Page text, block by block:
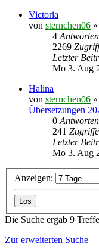
Victoria
von sternchen06 »
4 Antworten
2269
Letzter
Mo 3. Aug
Halina
von sternchen06 »
Übersetzungen
0 Antworten
241 Zugriffe
Letzter
Mo 3. Aug
Anzeigen:
Die Suche ergab 9
Zur erweiterten Suche